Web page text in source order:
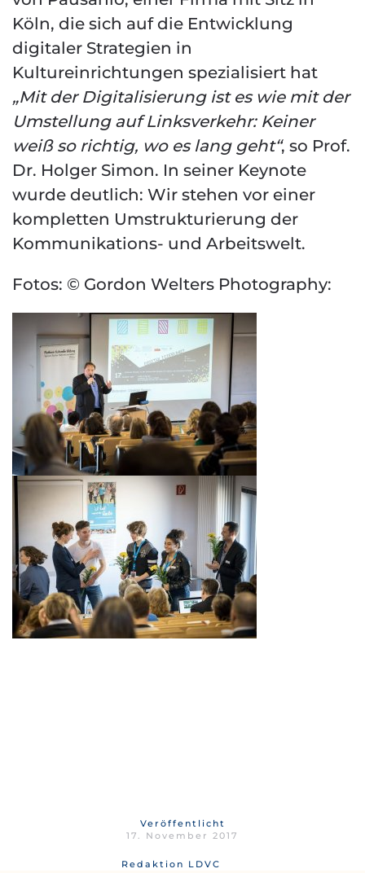
Köln, die sich auf die Entwicklung
digitaler Strategien in
Kultureinrichtungen spezialisiert hat
„Mit der Digitalisierung ist es wie mit der
Umstellung auf Linksverkehr: Keiner
weiß so richtig, wo es lang geht“, so Prof.
Dr. Holger Simon. In seiner Keynote
wurde deutlich: Wir stehen vor einer
kompletten Umstrukturierung der
Kommunikations- und Arbeitswelt.
Fotos: © Gordon Welters Photography:
Veröffentlicht
17. November 2017
Redaktion LDVC